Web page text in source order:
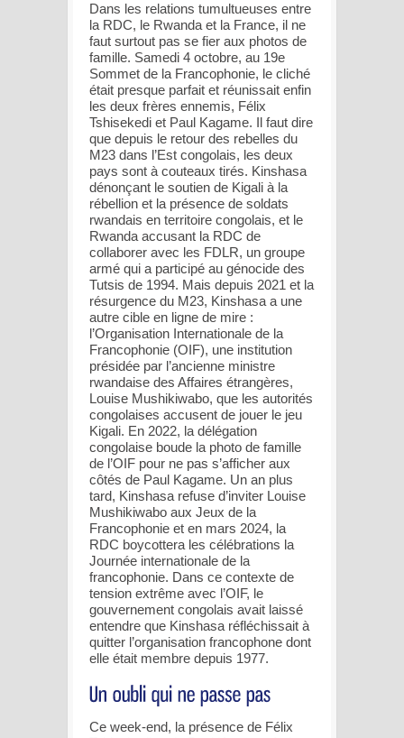
Dans les relations tumultueuses entre
la RDC, le Rwanda et la France, il ne
faut surtout pas se fier aux photos de
famille. Samedi 4 octobre, au 19e
Sommet de la Francophonie, le cliché
était presque parfait et réunissait enfin
les deux frères ennemis, Félix
Tshisekedi et Paul Kagame. Il faut dire
que depuis le retour des rebelles du
M23 dans l’Est congolais, les deux
pays sont à couteaux tirés. Kinshasa
dénonçant le soutien de Kigali à la
rébellion et la présence de soldats
rwandais en territoire congolais, et le
Rwanda accusant la RDC de
collaborer avec les FDLR, un groupe
armé qui a participé au génocide des
Tutsis de 1994. Mais depuis 2021 et la
résurgence du M23, Kinshasa a une
autre cible en ligne de mire :
l’Organisation Internationale de la
Francophonie (OIF), une institution
présidée par l’ancienne ministre
rwandaise des Affaires étrangères,
Louise Mushikiwabo, que les autorités
congolaises accusent de jouer le jeu
Kigali. En 2022, la délégation
congolaise boude la photo de famille
de l’OIF pour ne pas s’afficher aux
côtés de Paul Kagame. Un an plus
tard, Kinshasa refuse d’inviter Louise
Mushikiwabo aux Jeux de la
Francophonie et en mars 2024, la
RDC boycottera les célébrations la
Journée internationale de la
francophonie. Dans ce contexte de
tension extrême avec l’OIF, le
gouvernement congolais avait laissé
entendre que Kinshasa réfléchissait à
quitter l’organisation francophone dont
elle était membre depuis 1977.
Ce week-end, la présence de Félix